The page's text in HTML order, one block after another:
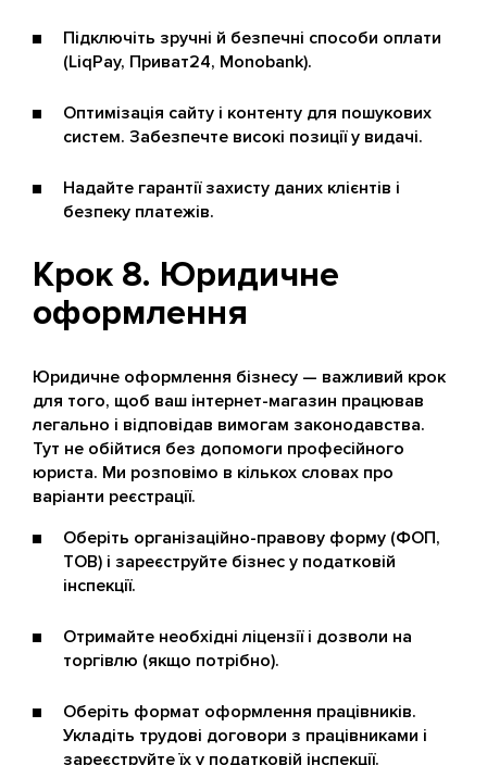
Підключіть зручні й безпечні способи оплати
(LiqPay, Приват24, Monobank).
Оптимізація сайту і контенту для пошукових
систем. Забезпечте високі позиції у видачі.
Надайте гарантії захисту даних клієнтів і
безпеку платежів.
Крок 8. Юридичне
оформлення
Юридичне оформлення бізнесу — важливий крок
для того, щоб ваш інтернет-магазин працював
легально і відповідав вимогам законодавства.
Тут не обійтися без допомоги професійного
юриста. Ми розповімо в кількох словах про
варіанти реєстрації.
Оберіть організаційно-правову форму (ФОП,
ТОВ) і зареєструйте бізнес у податковій
інспекції.
Отримайте необхідні ліцензії і дозволи на
торгівлю (якщо потрібно).
Оберіть формат оформлення працівників.
Укладіть трудові договори з працівниками і
зареєструйте їх у податковій інспекції.